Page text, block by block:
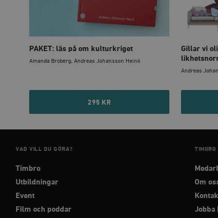
PAKET: läs på om kulturkriget
Amanda Broberg, Andreas Johansson Heinö
295 KR
Gillar vi
Andreas
VAD VILL DU GÖRA?
Timbro
Utbildningar
Event
Film och poddar
TIMBRO
Om
Jobba
woocommerce_cart_hash
_hjFirstSeen
__cf_bm